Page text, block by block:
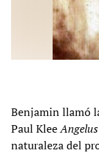
Benjamin llamó
Paul Klee
naturaleza del